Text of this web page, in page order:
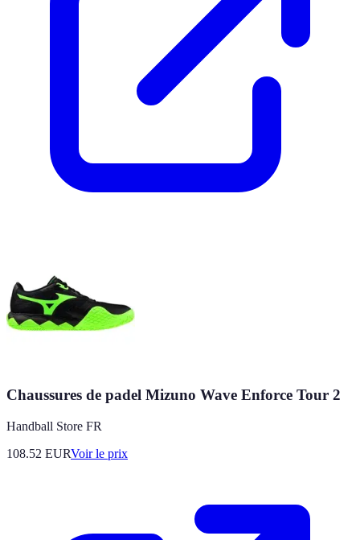
Chaussures de padel Mizuno Wave Enforce Tour 2
Handball Store FR
108.52 EURVoir le prix